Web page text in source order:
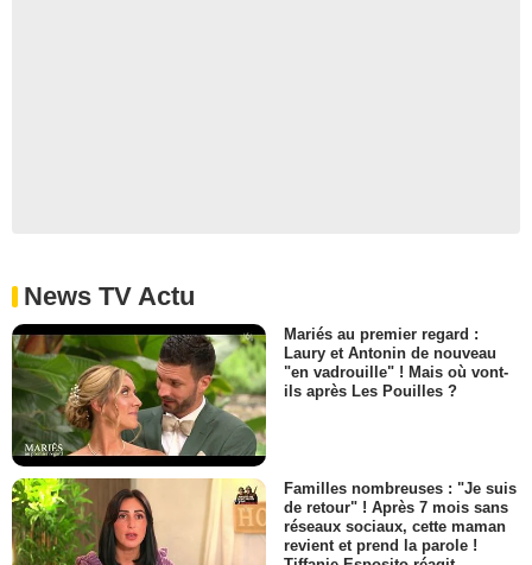
News TV Actu
Mariés au premier regard :
Laury et Antonin de nouveau
"en vadrouille" ! Mais où vont-
ils après Les Pouilles ?
Familles nombreuses : "Je suis
de retour" ! Après 7 mois sans
réseaux sociaux, cette maman
revient et prend la parole !